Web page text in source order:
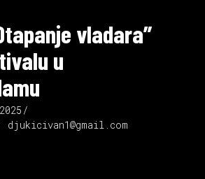
vladara”
u
djukicivan1@gmail.com